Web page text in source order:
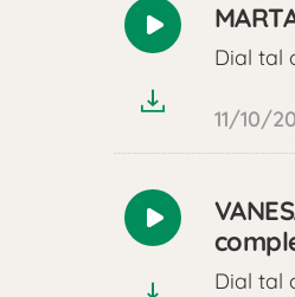
Reproducir
Dial tal
11/10/
Reproducir
Dial tal